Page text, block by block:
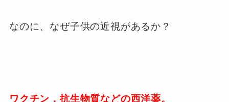
なのに、なぜ子供の近視があるか？
ワクチン．抗生物質などの西洋薬。